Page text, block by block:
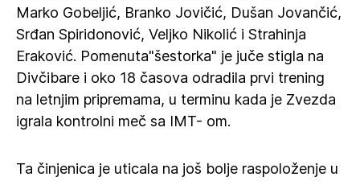
Marko Gobeljić, Branko Jovičić, Dušan Jovančić,
Srđan Spiridonović, Veljko Nikolić i Strahinja
Eraković. Pomenuta"šestorka" je juče stigla na
Divčibare i oko 18 časova odradila prvi trening
na letnjim pripremama, u terminu kada je Zvezda
igrala kontrolni meč sa IMT- om.
Ta činjenica je uticala na još bolje raspoloženje u